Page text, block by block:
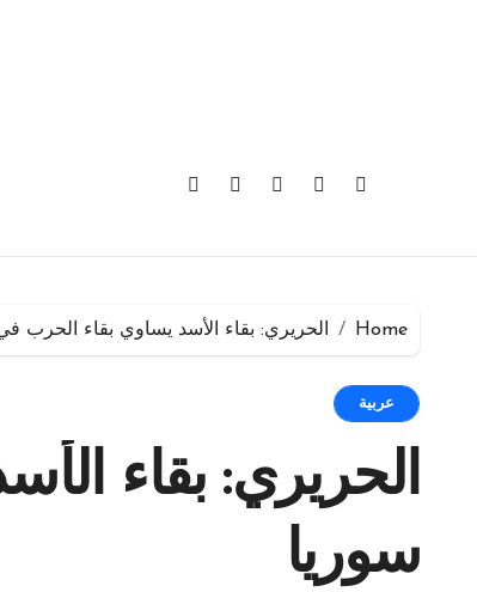
Home الحريري: بقاء الأسد يساوي بقاء الحرب
عربية
الحريري: بقاء
سوريا